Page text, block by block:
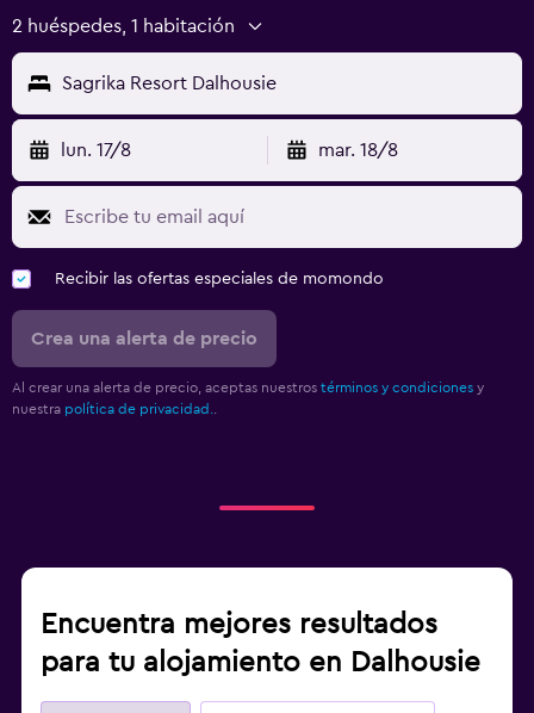
2 huéspedes, 1 habitación
Sagrika Resort Dalhousie
lun. 17/8 mar. 18/8
Recibir las ofertas especiales de momondo
Crea una alerta de precio
Al crear una alerta de precio, aceptas nuestros términos y condiciones y
nuestra política de privacidad.
Encuentra mejores resultados
para tu alojamiento en Dalhousie